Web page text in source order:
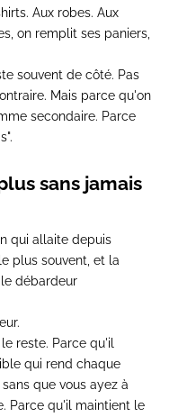
Aux robes. Aux
on remplit ses paniers,
souvent de côté. Pas
Mais parce qu'on
secondaire. Parce
sans jamais
qui allaite depuis
plus souvent, et la
débardeur
reste. Parce qu'il
qui rend chaque
que vous ayez à
Parce qu'il maintient le